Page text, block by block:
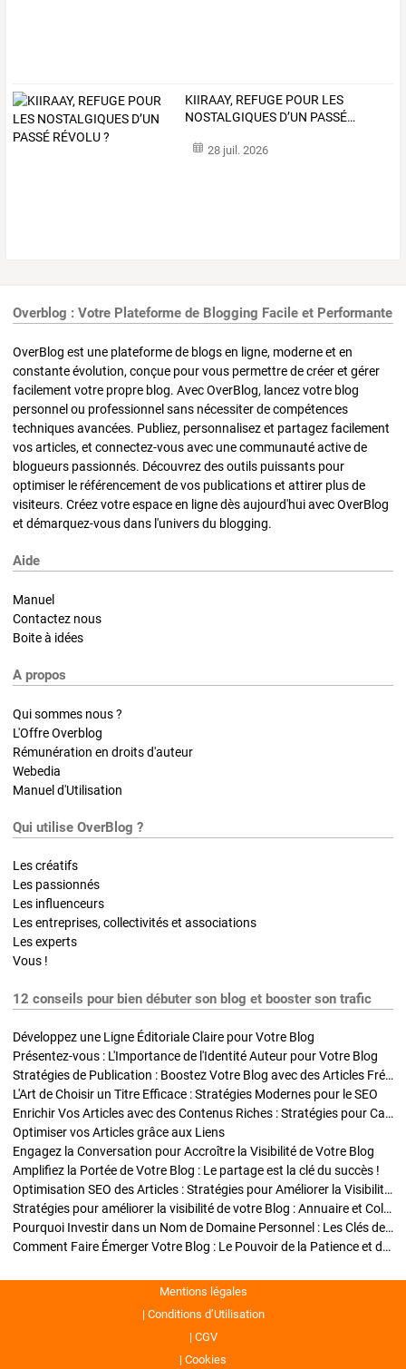
KIIRAAY, REFUGE POUR LES
NOSTALGIQUES D’UN PASSÉ…
28 juil. 2026
Overblog : Votre Plateforme de Blogging Facile et Performante
OverBlog est une plateforme de blogs en ligne, moderne et en
constante évolution, conçue pour vous permettre de créer et gérer
facilement votre propre blog. Avec OverBlog, lancez votre blog
personnel ou professionnel sans nécessiter de compétences
techniques avancées. Publiez, personnalisez et partagez facilement
vos articles, et connectez-vous avec une communauté active de
blogueurs passionnés. Découvrez des outils puissants pour
optimiser le référencement de vos publications et attirer plus de
visiteurs. Créez votre espace en ligne dès aujourd'hui avec OverBlog
et démarquez-vous dans l'univers du blogging.
Aide
Manuel
Contactez nous
Boite à idées
A propos
Qui sommes nous ?
L'Offre Overblog
Rémunération en droits d'auteur
Webedia
Manuel d'Utilisation
Qui utilise OverBlog ?
Les créatifs
Les passionnés
Les influenceurs
Les entreprises, collectivités et associations
Les experts
Vous !
12 conseils pour bien débuter son blog et booster son trafic
Développez une Ligne Éditoriale Claire pour Votre Blog
Présentez-vous : L'Importance de l'Identité Auteur pour Votre Blog
Stratégies de Publication : Boostez Votre Blog avec des Articles Fréquents et Exclusifs
L'Art de Choisir un Titre Efficace : Stratégies Modernes pour le SEO
Enrichir Vos Articles avec des Contenus Riches : Stratégies pour Captiver et Optimiser
Optimiser vos Articles grâce aux Liens
Engagez la Conversation pour Accroître la Visibilité de Votre Blog
Amplifiez la Portée de Votre Blog : Le partage est la clé du succès !
Optimisation SEO des Articles : Stratégies pour Améliorer la Visibilité de Votre Blog
Stratégies pour améliorer la visibilité de votre Blog : Annuaire et Collaborations
Pourquoi Investir dans un Nom de Domaine Personnel : Les Clés de la Réussite de Votre Blog
Comment Faire Émerger Votre Blog : Le Pouvoir de la Patience et de la Persévérance
Mentions légales
Conditions d’Utilisation
CGV
Cookies